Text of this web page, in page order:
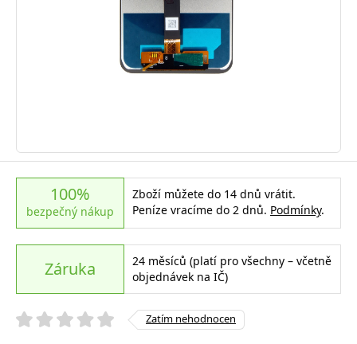
100%
bezpečný nákup
Zboží můžete do 14 dnů vrátit.
Peníze vracíme do 2 dnů. Podmínky.
Záruka
24 měsíců (platí pro všechny – včetně
objednávek na IČ)
Zatím nehodnocen